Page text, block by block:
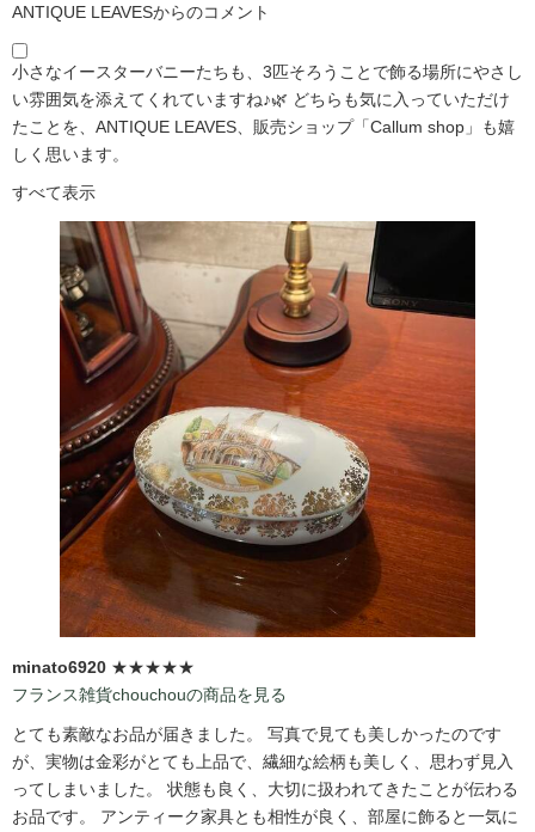
ANTIQUE LEAVESからのコメント
小さなイースターバニーたちも、3匹そろうことで飾る場所にやさし
い雰囲気を添えてくれていますね♪🌿 どちらも気に入っていただけ
たことを、ANTIQUE LEAVES、販売ショップ「Callum shop」も嬉
しく思います。
すべて表示
minato6920 ★★★★★
フランス雑貨chouchouの商品を見る
とても素敵なお品が届きました。 写真で見ても美しかったのです
が、実物は金彩がとても上品で、繊細な絵柄も美しく、思わず見入
ってしまいました。 状態も良く、大切に扱われてきたことが伝わる
お品です。 アンティーク家具とも相性が良く、部屋に飾ると一気に